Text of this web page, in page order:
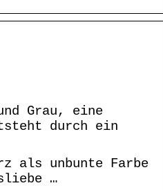
Grau, eine
durch ein
als unbunte Farbe
…